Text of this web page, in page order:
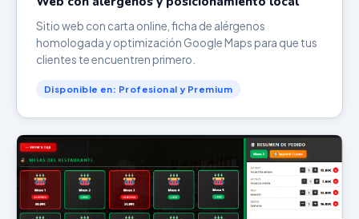
Sitio web con carta online, ficha de alérgenos
homologada y optimización Google Maps para que tus
clientes te encuentren primero.
Disponible en: Profesional y Premium